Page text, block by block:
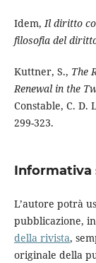
Idem,Il diritto
filosofia del
Kuttner, S., The
Renewal in the
Constable, C. D.
299-323.
L’autore potrà
pubblicazione,
della rivista,
originale della